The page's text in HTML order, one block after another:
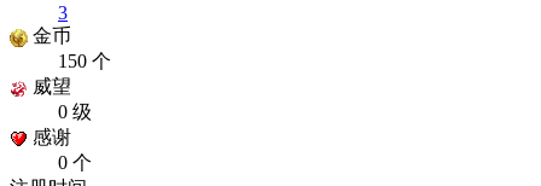
3
金币
150 个
威望
0 级
感谢
0 个